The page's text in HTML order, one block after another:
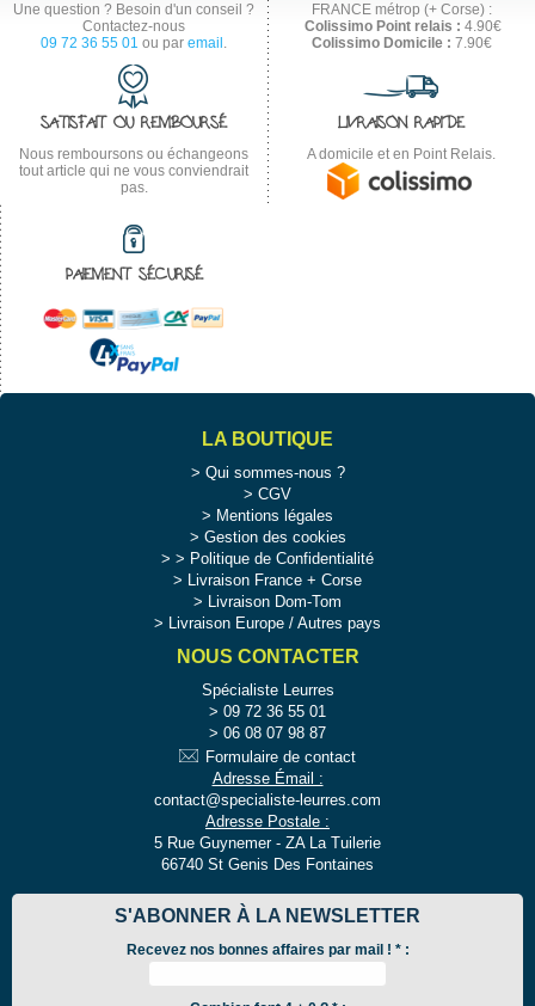
Une question ? Besoin d'un conseil ?
Contactez-nous
09 72 36 55 01 ou par email .
FRANCE métrop (+ Corse) :
Colissimo Point relais : 4.90€
Colissimo Domicile : 7.90€
SATISFAIT OU REMBOURSÉ
Nous remboursons ou échangeons
tout article qui ne vous conviendrait
pas.
LIVRAISON RAPIDE
A domicile et en Point Relais.
PAIEMENT SÉCURISÉ
LA BOUTIQUE
Qui sommes-nous ?
CGV
Mentions légales
Gestion des cookies
>
Politique de Confidentialité
Livraison France + Corse
Livraison Dom-Tom
Livraison Europe / Autres pays
NOUS CONTACTER
Spécialiste Leurres
09 72 36 55 01
06 08 07 98 87
Formulaire de contact
Adresse Émail :
contact@specialiste-leurres.com
Adresse Postale :
5 Rue Guynemer - ZA La Tuilerie
66740 St Genis Des Fontaines
S'ABONNER À LA NEWSLETTER
Recevez nos bonnes affaires par mail ! *: